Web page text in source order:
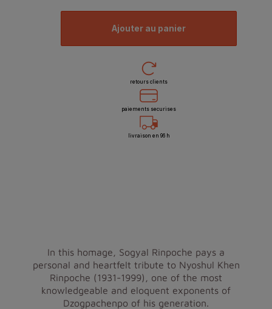
ajouter au panier
retours clients
paiements securises
livraison en 96 h
In this homage, Sogyal Rinpoche pays a
personal and heartfelt tribute to Nyoshul Khen
Rinpoche (1931-1999), one of the most
knowledgeable and eloquent exponents of
Dzogpachenpo of his generation.